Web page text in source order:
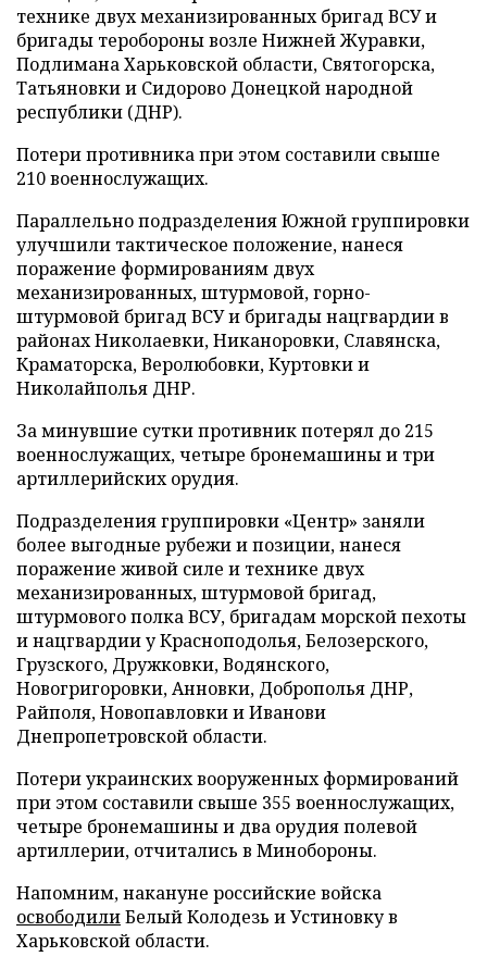
технике двух механизированных бригад ВСУ и
бригады теробороны возле Нижней Журавки,
Подлимана Харьковской области, Святогорска,
Татьяновки и Сидорово Донецкой народной
республики (ДНР).
Потери противника при этом составили свыше
210 военнослужащих.
Параллельно подразделения Южной группировки
улучшили тактическое положение, нанеся
поражение формированиям двух
механизированных, штурмовой, горно-
штурмовой бригад ВСУ и бригады нацгвардии в
районах Николаевки, Никаноровки, Славянска,
Краматорска, Веролюбовки, Куртовки и
Николайполья ДНР.
За минувшие сутки противник потерял до 215
военнослужащих, четыре бронемашины и три
артиллерийских орудия.
Подразделения группировки «Центр» заняли
более выгодные рубежи и позиции, нанеся
поражение живой силе и технике двух
механизированных, штурмовой бригад,
штурмового полка ВСУ, бригадам морской пехоты
и нацгвардии у Красноподолья, Белозерского,
Грузского, Дружковки, Водянского,
Новогригоровки, Анновки, Доброполья ДНР,
Райполя, Новопавловки и Иванови
Днепропетровской области.
Потери украинских вооруженных формирований
при этом составили свыше 355 военнослужащих,
четыре бронемашины и два орудия полевой
артиллерии, отчитались в Минобороны.
Напомним, накануне российские войска
освободилиБелый Колодезь и Устиновку в
Харьковской области.